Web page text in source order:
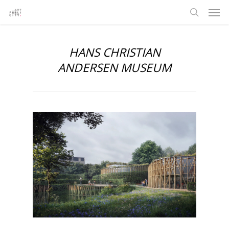
HANS CHRISTIAN
ANDERSEN MUSEUM